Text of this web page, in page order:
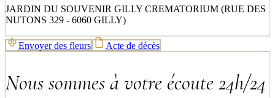
JARDIN DU SOUVENIR GILLY CREMATORIUM (RUE DES
NUTONS 329 - 6060 GILLY)
Envoyer des fleurs Acte de décès
Nous sommes à votre écoute 24h/24